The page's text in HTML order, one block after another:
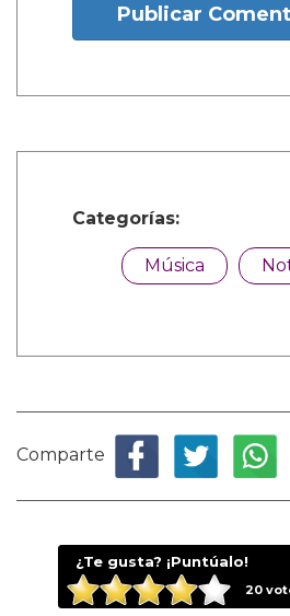
Publicar
Categorías:
Música
Comparte
¿Te gusta? ¡Puntúalo!
20